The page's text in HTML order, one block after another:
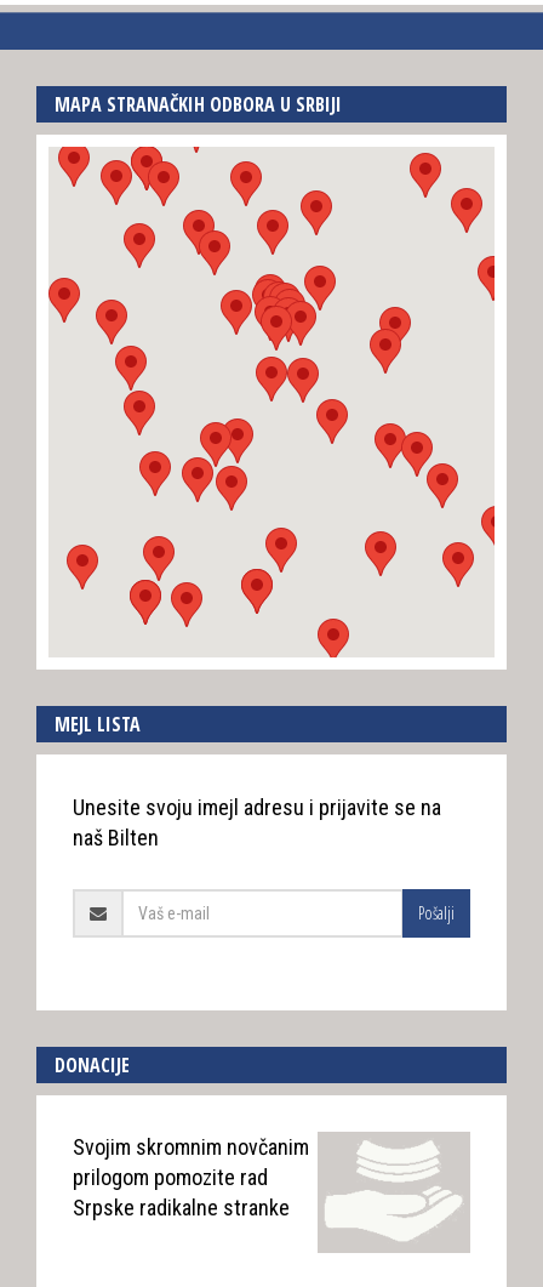
MAPA STRANAČKIH ODBORA U SRBIJI
MEJL LISTA
Unesite svoju imejl adresu i prijavite se na
naš Bilten
Pošalji
DONACIJE
Svojim skromnim novčanim
prilogom pomozite rad
Srpske radikalne stranke